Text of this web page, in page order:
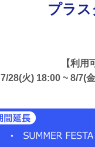
プラ
【利用
7/28(火) 18:00 ~ 8/7(